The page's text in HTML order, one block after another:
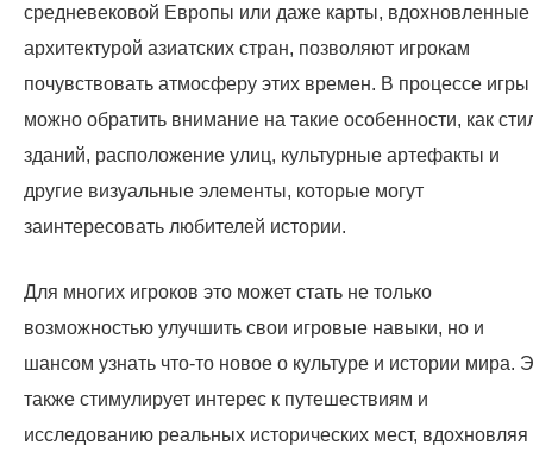
средневековой Европы или даже карты, вдохновленные
архитектурой азиатских стран, позволяют игрокам
почувствовать атмосферу этих времен. В процессе игры
можно обратить внимание на такие особенности, как
зданий, расположение улиц, культурные артефакты и
другие визуальные элементы, которые могут
заинтересовать любителей истории.
Для многих игроков это может стать не только
возможностью улучшить свои игровые навыки, но и
шансом узнать что-то новое о культуре и истории мира.
также стимулирует интерес к путешествиям и
исследованию реальных исторических мест, вдохновляя